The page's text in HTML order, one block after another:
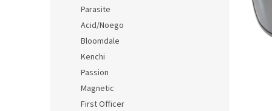
Parasite
Acid/Noego
Bloomdale
Kenchi
Passion
Magnetic
First Officer